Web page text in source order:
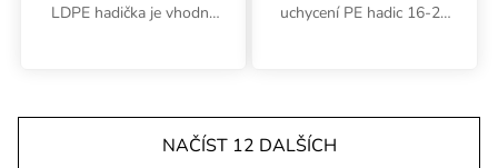
LDPE hadička je vhodná
Vnitřní černá vrstva
zabraňuje tvorbě...
uchycení PE hadic 16-20
NAČÍST 12 DALŠÍCH